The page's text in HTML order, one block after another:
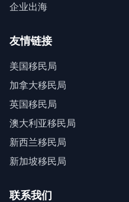
企业出海
友情链接
美国移民局
加拿大移民局
英国移民局
澳大利亚移民局
新西兰移民局
新加坡移民局
联系我们